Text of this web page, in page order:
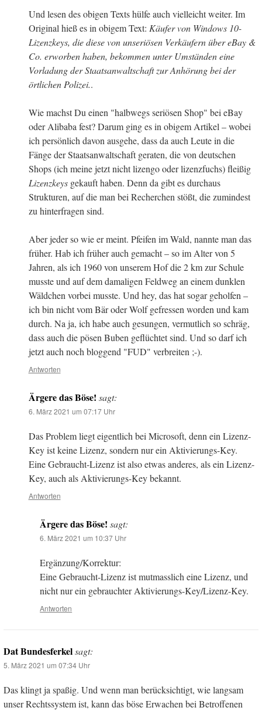
Und lesen des obigen Texts hülfe auch vielleicht weiter. Im
Original hieß es in obigem Text: Käufer von Windows 10-
Lizenzkeys, die diese von unseriösen Verkäufern über eBay &
Co. erworben haben, bekommen unter Umständen eine
Vorladung der Staatsanwaltschaft zur Anhörung bei der
örtlichen Polizei..
Wie machst Du einen "halbwegs seriösen Shop" bei eBay
oder Alibaba fest? Darum ging es in obigem Artikel – wobei
ich persönlich davon ausgehe, dass da auch Leute in die
Fänge der Staatsanwaltschaft geraten, die von deutschen
Shops (ich meine jetzt nicht lizengo oder lizenzfuchs) fleißig
Lizenzkeysgekauft haben. Denn da gibt es durchaus
Strukturen, auf die man bei Recherchen stößt, die zumindest
zu hinterfragen sind.
Aber jeder so wie er meint. Pfeifen im Wald, nannte man das
früher. Hab ich früher auch gemacht – so im Alter von 5
Jahren, als ich 1960 von unserem Hof die 2 km zur Schule
musste und auf dem damaligen Feldweg an einem dunklen
Wäldchen vorbei musste. Und hey, das hat sogar geholfen –
ich bin nicht vom Bär oder Wolf gefressen worden und kam
durch. Na ja, ich habe auch gesungen, vermutlich so schräg,
dass auch die pösen Buben geflüchtet sind. Und so darf ich
jetzt auch noch bloggend "FUD" verbreiten ;-).
Antworten
Ärgere das Böse! sagt:
6. März 2021 um 07:17 Uhr
Das Problem liegt eigentlich bei Microsoft, denn ein Lizenz-
Key ist keine Lizenz, sondern nur ein Aktivierungs-Key.
Eine Gebraucht-Lizenz ist also etwas anderes, als ein Lizenz-
Key, auch als Aktivierungs-Key bekannt.
Antworten
Ärgere das Böse! sagt:
6. März 2021 um 10:37 Uhr
Ergänzung/Korrektur:
Eine Gebraucht-Lizenz ist mutmasslich eine Lizenz, und
nicht nur ein gebrauchter Aktivierungs-Key/Lizenz-Key.
Antworten
Dat Bundesferkelsagt:
5. März 2021 um 07:34 Uhr
Das klingt ja spaßig. Und wenn man berücksichtigt, wie langsam
unser Rechtssystem ist, kann das böse Erwachen bei Betroffenen